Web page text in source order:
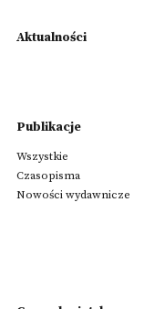
Aktualności
Publikacje
Wszystkie
Czasopisma
Nowości wydawnicze